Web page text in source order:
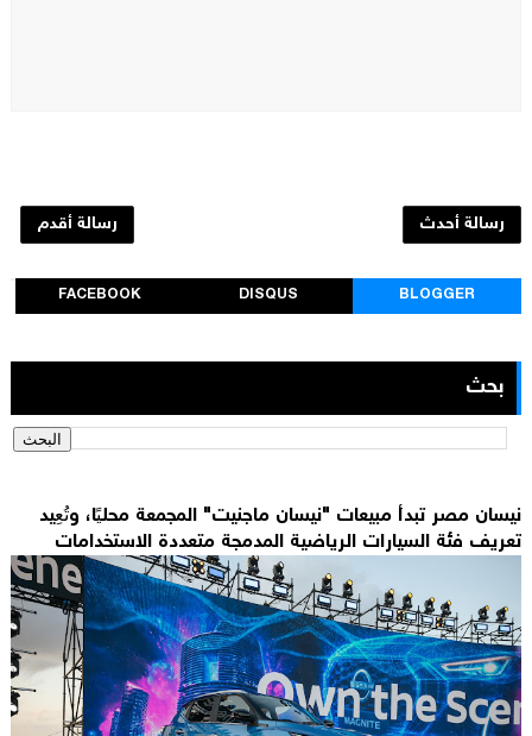
رسالة أحدث رسالة أقدم
BLOGGER
DISQUS
FACEBOOK
بحث
نيسان مصر تبدأ مبيعات "نيسان ماجنيت" المجمعة محليًا، وتُعِيد
تعريف فئة السيارات الرياضية المدمجة متعددة الاستخدامات